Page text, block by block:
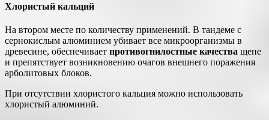
Хлористый кальций
На втором месте по количеству применений. В тандеме с
сернокислым алюминием убивает все микроорганизмы в
древесине, обеспечивает противогнилостные качества щепе
и препятствует возникновению очагов внешнего поражения
арболитовых блоков.
При отсутствии хлористого кальция можно использовать
хлористый алюминий.